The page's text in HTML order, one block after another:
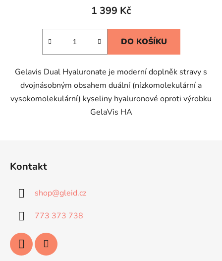
1 399 Kč
DO KOŠÍKU
Gelavis Dual Hyaluronate je moderní doplněk stravy s
dvojnásobným obsahem duální (nízkomolekulární a
vysokomolekulární) kyseliny hyaluronové oproti výrobku
GelaVis HA
Kontakt
shop@gleid.cz
773 373 738